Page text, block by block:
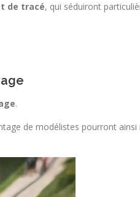
de tracé, qui séduiront
.
de modélistes pourront